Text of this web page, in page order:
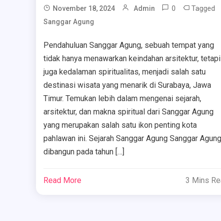
November 18, 2024 Admin 0 Tagged
Sanggar Agung
Pendahuluan Sanggar Agung, sebuah tempat yang
tidak hanya menawarkan keindahan arsitektur, tetapi
juga kedalaman spiritualitas, menjadi salah satu
destinasi wisata yang menarik di Surabaya, Jawa
Timur. Temukan lebih dalam mengenai sejarah,
arsitektur, dan makna spiritual dari Sanggar Agung
yang merupakan salah satu ikon penting kota
pahlawan ini. Sejarah Sanggar Agung Sanggar Agung
dibangun pada tahun […]
Read More 3 Mins